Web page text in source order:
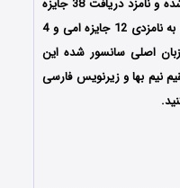
جایزه بهترین سریال تلویزیونی سال شده و نامزد دریافت 38 جایزه
دیگر نیز شود که از میان آن‌ها میتوان به نامزدی 12 جایزه امی و 4
اصلی سانسور شده این
نیم بها و زیرنویس فارسی